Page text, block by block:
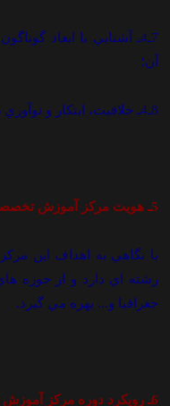
7ـ4ـ آشنايي با ابعاد
آن؛
8ـ4ـ خلاقيت، ابتکار و نوآوري در پژوهش هاي شيعه شناسي.
5ـ هويت مرکز آموزش تخصصي شيعه شناسي حوزه علميه قم
با نگاهي به اهداف اين
رشته اي دارد و از حوزه
جغرافيا و... بهره مي گيرد.
6ـ رويکرد دوره مرکز آموزش تخصصي شيعه شناسي حوزه علميه قم